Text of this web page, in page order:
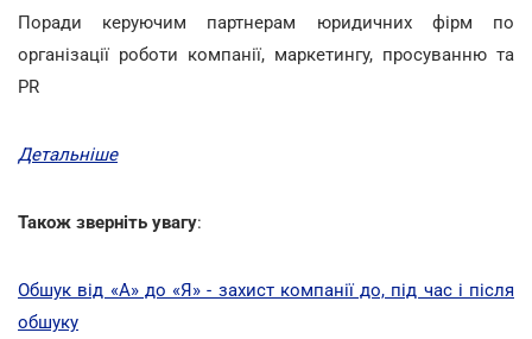
Поради керуючим партнерам юридичних фірм по
організації роботи компанії, маркетингу, просуванню та
PR
Детальніше
Також зверніть увагу:
Обшук від «А» до «Я» - захист компанії до, під час і після
обшуку